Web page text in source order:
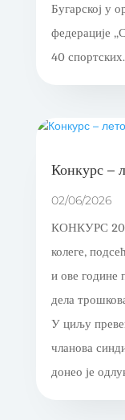
Бугарској у
федерације
40
Конкурс –
02/06/2026
КОНКУРС
колеге,
и ове године
дела
У циљу
чланова
донео је